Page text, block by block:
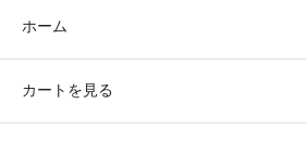
ホーム
カートを見る